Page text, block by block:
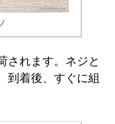
されます。ネジと
到着後、すぐに組